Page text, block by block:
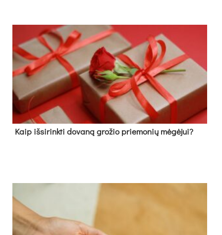
Kaip išsirinkti dovaną grožio priemonių mėgėjui?